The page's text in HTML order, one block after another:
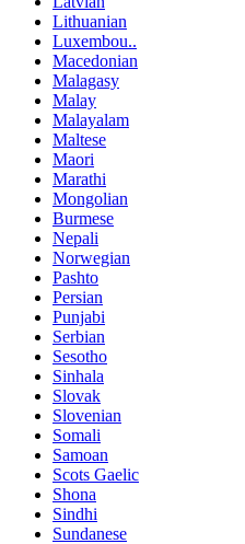
Lithuanian
Luxembou..
Macedonian
Malagasy
Malay
Malayalam
Maltese
Maori
Marathi
Mongolian
Burmese
Nepali
Norwegian
Pashto
Persian
Punjabi
Serbian
Sesotho
Sinhala
Slovak
Slovenian
Somali
Samoan
Scots Gaelic
Shona
Sindhi
Sundanese